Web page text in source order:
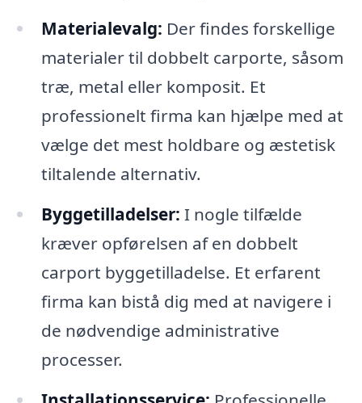
Materialevalg: Der findes forskellige
materialer til dobbelt carporte, såsom
træ, metal eller komposit. Et
professionelt firma kan hjælpe med at
vælge det mest holdbare og æstetisk
tiltalende alternativ.
Byggetilladelser: I nogle tilfælde
kræver opførelsen af en dobbelt
carport byggetilladelse. Et erfarent
firma kan bistå dig med at navigere i
de nødvendige administrative
processer.